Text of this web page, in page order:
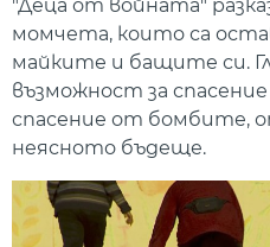
"Деца от войната"
момчета, които са
майките и бащите си.
възможност за
спасение от бомбите,
неясното бъдеще.